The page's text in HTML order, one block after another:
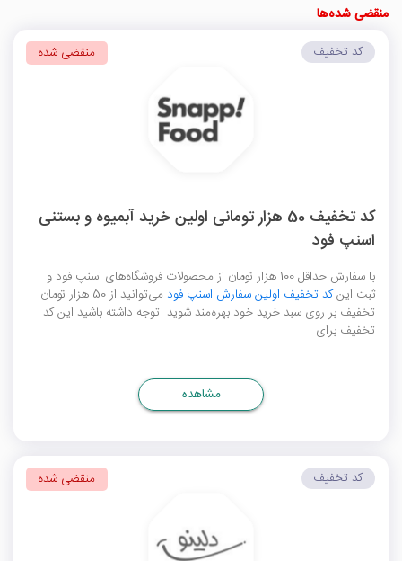
منقضی شده‌ها
کد تخفیف 50 هزار تومانی اولین خرید آبمیوه و بستنی
اسنپ فود
با سفارش حداقل 100 هزار تومان از محصولات فروشگاه‌های اسنپ فود و
ثبت اینکد تخفیف اولین سفارش اسنپ فود
می‌توانید از 50 هزار تومان
تخفیف بر روی سبد خرید خود بهره‌مند شوید. توجه داشته باشید این کد
تخفیف برای ...
کد تخفیف منقضی شده
مشاهده
کد تخفیف منقضی شده